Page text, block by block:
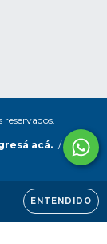
ENTENDIDO
acá. /